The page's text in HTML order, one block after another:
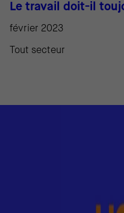
Le travail doit-il
février 2023
Tout secteur